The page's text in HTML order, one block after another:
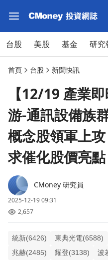
台股 美股 基金 研究
首頁 台股 新聞快訊
【12/19 產業
游-通訊設備族
概念股領軍上
求催化股價亮點
CMoney 研究員
2025-12-19 09:31
2,657
統新(6426) 東典光電(6588)
兆赫(2485)
耀登(3138) 波